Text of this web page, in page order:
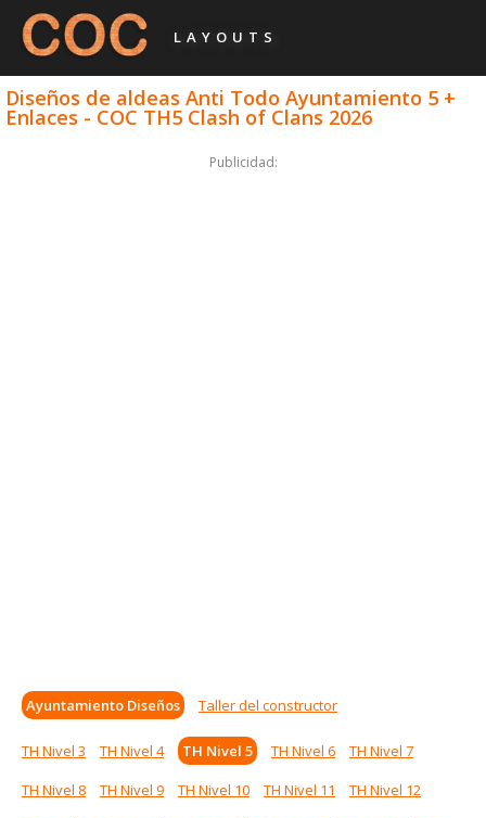
LAYOUTS
Diseños de aldeas Anti Todo Ayuntamiento 5 +
Enlaces - COC TH5 Clash of Clans 2026
Publicidad:
Ayuntamiento Diseños Taller del constructor
TH Nivel 3 TH Nivel 4 TH Nivel 5 TH Nivel 6
TH Nivel 7
TH Nivel 8
TH Nivel 9 TH Nivel 10 TH Nivel 11
TH Nivel 12